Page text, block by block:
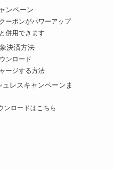
ンペーン
ーポンがパワーアップ
併用できます
決済方法
ンロード
ージする方法
レスキャンペーンま
ンロードはこちら